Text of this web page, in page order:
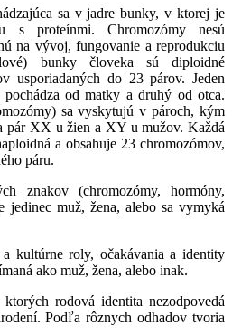
sa v jadre bunky, v ktorej je
s proteínmi. Chromozómy nesú
na vývoj, fungovanie a reprodukciu
bunky človeka sú diploidné
usporiadaných do 23 párov. Jeden
od matky a druhý od otca.
sa vyskytujú v pároch, kým
pár XX u žien a XY u mužov. Každá
a obsahuje 23 chromozómov,
páru.
znakov (chromozómy, hormóny,
jedinec muž, žena, alebo sa vymyká
a kultúrne roly, očakávania a identity
ako muž, žena, alebo inak.
rodová identita nezodpovedá
Podľa rôznych odhadov tvoria